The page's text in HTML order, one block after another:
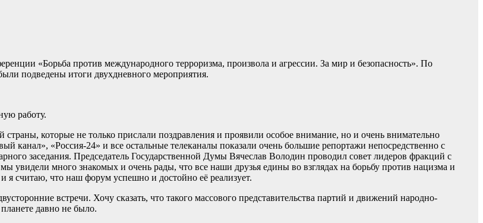
«Борьба против международного терроризма, произвола и агрессии. За мир и безопасность». По
подведены итоги двухдневного мероприятия.
работу.
которые не только прислали поздравления и проявили особое внимание, но и очень внимательно
канал», «Россия-24» и все остальные телеканалы показали очень большие репортажи непосредственно с
заседания. Председатель Государственной Думы Вячеслав Володин проводил совет лидеров фракций с
много знакомых и очень рады, что все наши друзья едины во взглядах на борьбу против нацизма и
я считаю, что наш форум успешно и достойно её реализует.
встречи. Хочу сказать, что такого массового представительства партий и движений народно-
давно не было.